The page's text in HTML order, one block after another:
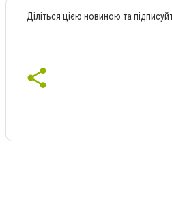
Діліться цією новиною та